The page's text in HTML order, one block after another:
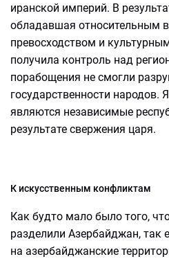
иранской империй. В
обладавшая относительным
превосходством и
получила контроль над
порабощения не смогли
государственности народов.
являются независимые
результате свержения царя.
К искусственным конфликтам
Как будто мало было того,
разделили Азербайджан, так
на азербайджанские